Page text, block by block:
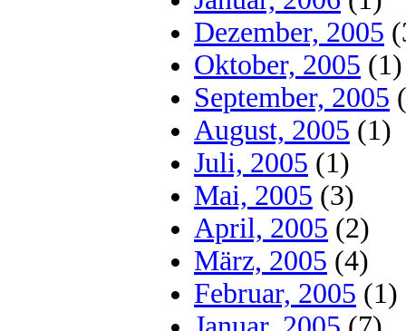
Dezember, 2005
Oktober, 2005 (1)
September, 2005
August, 2005 (1)
Juli, 2005 (1)
Mai, 2005 (3)
April, 2005 (2)
März, 2005 (4)
Februar, 2005 (1)